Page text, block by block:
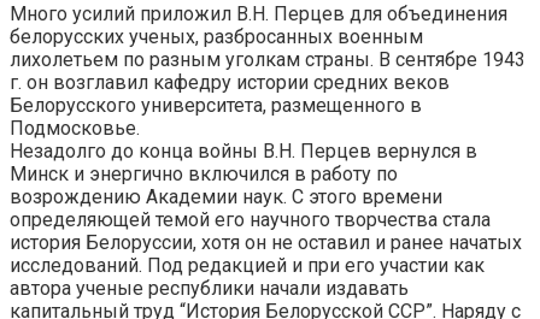
Много усилий приложил В.Н. Перцев для объединения
белорусских ученых, разбросанных военным
лихолетьем по разным уголкам страны. В сентябре 1943
г. он возглавил кафедру истории средних веков
Белорусского университета, размещенного в
Подмосковье.
Незадолго до конца войны В.Н. Перцев вернулся в
Минск и энергично включился в работу по
возрождению Академии наук. С этого времени
определяющей темой его научного творчества стала
история Белоруссии, хотя он не оставил и ранее начатых
исследований. Под редакцией и при его участии как
автора ученые республики начали издавать
капитальный труд “История Белорусской ССР”. Наряду с